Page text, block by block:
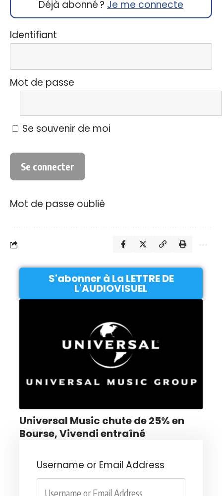
Déjà abonné ? Je me connecte
Identifiant
Mot de passe
Se souvenir de moi
Mot de passe oublié
S'abonner à La LETTRE DE
L'AUDIOVISUEL
Universal Music chute de 25% en
Bourse, Vivendi entraîné
Username or Email Address